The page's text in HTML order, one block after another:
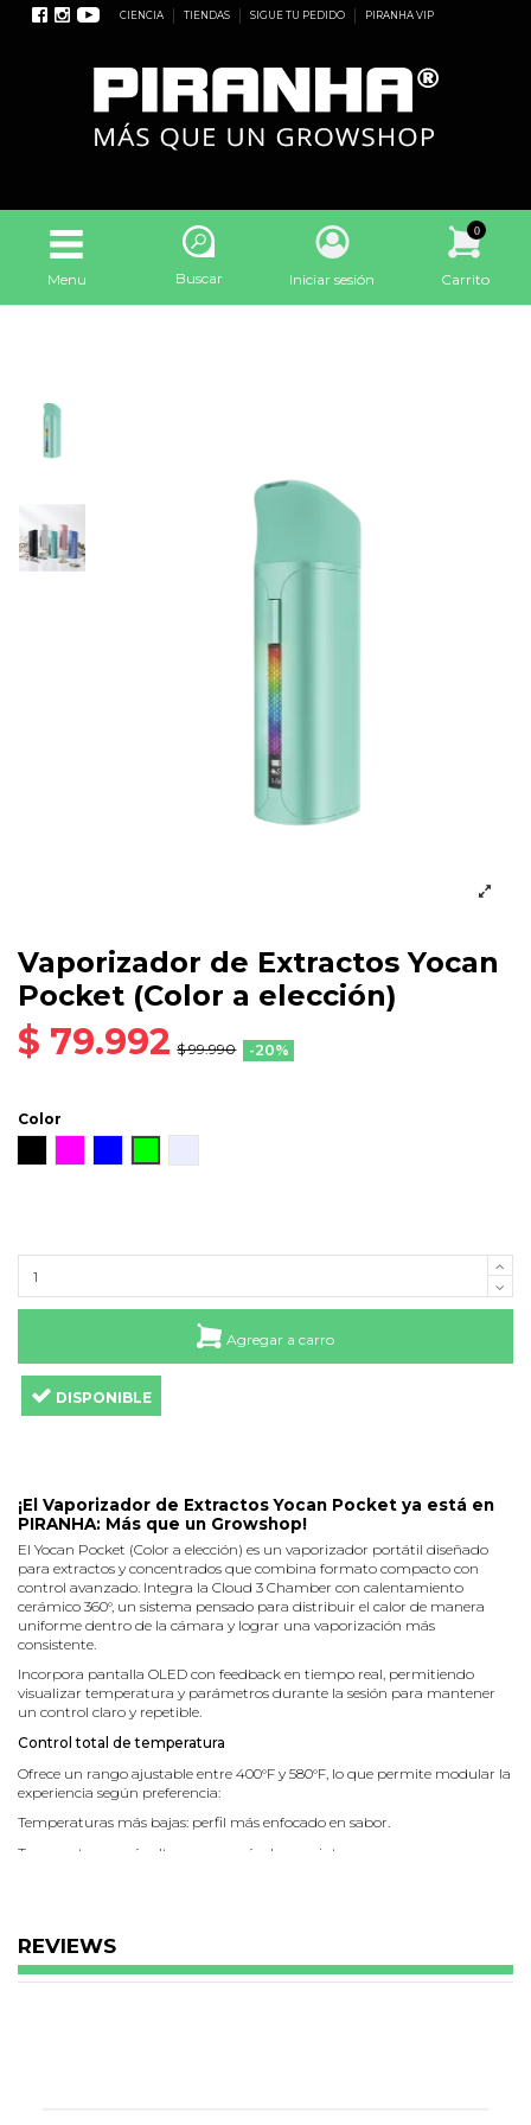
CIENCIA TIENDAS SIGUE TU PEDIDO PIRANHA VIP
Menu Buscar Iniciar sesión
0
Carrito
Vaporizador de Extractos Yocan
Pocket (Color a elección)
$ 79.992 $ 99.990 -20%
Color
Agregar a carro
DISPONIBLE
¡El Vaporizador de Extractos Yocan Pocket ya está en
PIRANHA: Más que un Growshop!
El Yocan Pocket (Color a elección) es un vaporizador portátil diseñado
para extractos y concentrados que combina formato compacto con
control avanzado. Integra la Cloud 3 Chamber con calentamiento
cerámico 360°, un sistema pensado para distribuir el calor de manera
uniforme dentro de la cámara y lograr una vaporización más
consistente.
Incorpora pantalla OLED con feedback en tiempo real, permitiendo
visualizar temperatura y parámetros durante la sesión para mantener
un control claro y repetible.
Control total de temperatura
Ofrece un rango ajustable entre 400°F y 580°F, lo que permite modular la
experiencia según preferencia:
Temperaturas más bajas: perfil más enfocado en sabor.
Temperaturas más altas: vapor más denso e intenso.
Sistema Cloud 3 y accesorios incluidos
La cámara cerámica 360° favorece una entrega de calor homogénea,
REVIEWS